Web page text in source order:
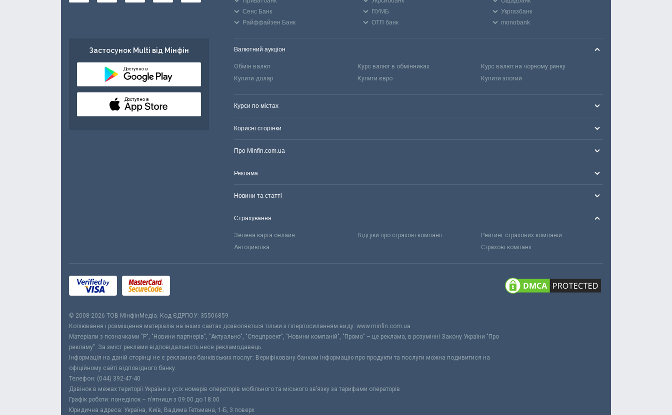
Застосунок Multi від Мінфін
Доступно в
Доступно в
Сенс Банк
ПУМБ
Укргазбанк
Райффайзен Банк
ОТП банк monobank
Валютний аукціон
Обмін валют Курс валют в обмінниках
Курс валют на чорному ринку
Купити долар
Купити євро Купити злотий
Курси по містах
Корисні сторінки
Про Minfin.com.ua
Реклама
Новини та статті
Страхування
Зелена карта онлайн Відгуки про страхові компанії
Рейтинг страхових компаній
Автоцивілка
Страхові компанії
© 2008-2026 ТОВ МiнфiнМедiа. Код ЄДРПОУ: 35506859
Копіювання і розміщення матеріалів на інших сайтах дозволяється тільки з гіперпосиланням виду: www.minfin.com.ua
Матеріали з позначками "Р", "Новини партнерів", "Актуально", "Спецпроект", "Новини компаній", "Промо" – це реклама, в розумінні Закону України "Про
рекламу". За зміст реклами відповідальність несе рекламодавець.
Інформація на даній сторінці не є рекламою банківських послуг. Верифіковану банком інформацію про продукти та послуги можна подивитися на
офіційному сайті відповідного банку.
Телефон: (044) 392-47-40
Дзвінок в межах території України з усіх номерів операторів мобільного та міського зв’язку за тарифами операторів
Графік роботи: понеділок – п’ятниця з 09:00 до 18:00
Юридична адреса: Україна, Київ, Вадима Гетьмана, 1-Б, 3 поверх